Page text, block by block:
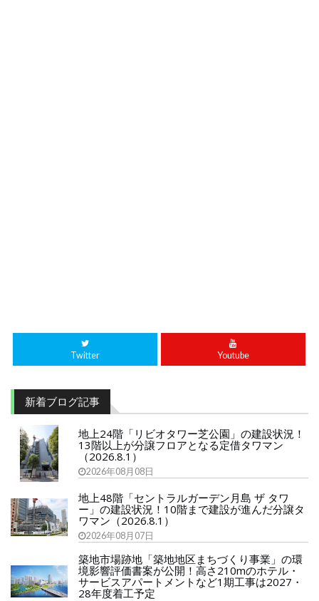
Twitter Youtube
新着ブログ記事
地上24階「リビオタワー芝公園」の建設状況！
13階以上が分譲フロアとなる定借タワマン
（2026.8.1）
2026年08月08日
地上48階「セントラルガーデン月島 ザ タワ
ー」の建設状況！10階まで建設が進んだ分譲タ
ワマン（2026.8.1）
2026年08月07日
築地市場跡地「築地地区まちづくり事業」の環
境影響評価書案が公開！高さ210mのホテル・
サービスアパートメントなど1期工事は2027・
28年度着工予定